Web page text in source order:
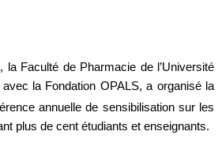
la Faculté de Pharmacie de l’Université
la Fondation OPALS, a organisé la
annuelle de sensibilisation sur les
plus de cent étudiants et enseignants.